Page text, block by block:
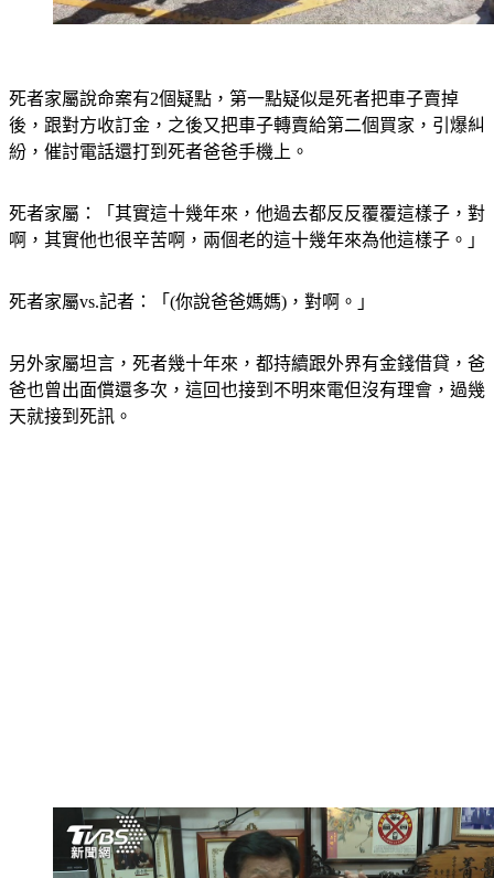
死者家屬說命案有2個疑點，第一點疑似是死者把車子賣掉
後，跟對方收訂金，之後又把車子轉賣給第二個買家，引爆糾
紛，催討電話還打到死者爸爸手機上。
死者家屬：「其實這十幾年來，他過去都反反覆覆這樣子，對
啊，其實他也很辛苦啊，兩個老的這十幾年來為他這樣子。」
死者家屬vs.記者：「(你說爸爸媽媽)，對啊。」
另外家屬坦言，死者幾十年來，都持續跟外界有金錢借貸，爸
爸也曾出面償還多次，這回也接到不明來電但沒有理會，過幾
天就接到死訊。